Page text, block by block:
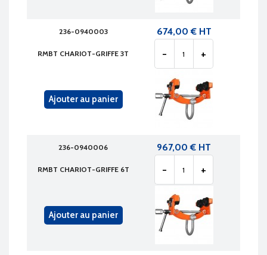
236-0940003
RMBT CHARIOT-GRIFFE 3T
674,00 € HT
- +
Ajouter au panier
236-0940006
RMBT CHARIOT-GRIFFE 6T
967,00 € HT
- +
Ajouter au panier